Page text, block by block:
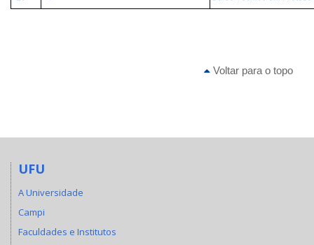
Voltar para o topo
UFU
A Universidade
Campi
Faculdades e Institutos